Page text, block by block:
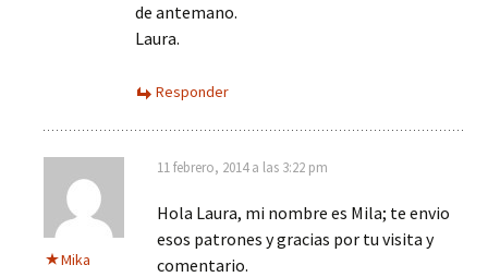
de antemano.
Laura.
Responder
Mika
11 febrero, 2014 a las 3:22 pm
Hola Laura, mi nombre es Mila; te envio
esos patrones y gracias por tu visita y
comentario.